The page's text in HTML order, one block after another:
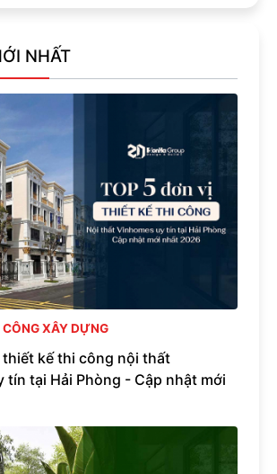
NHẤT
XÂY DỰNG
thiết kế thi công nội thất
tín tại Hải Phòng - Cập nhật mới